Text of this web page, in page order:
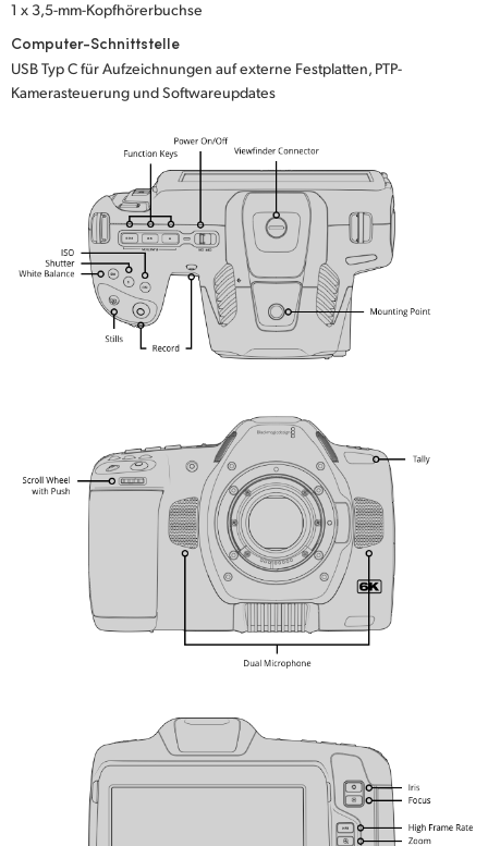
1 x 3,5-mm-Kopfhörerbuchse
Computer-Schnittstelle
USB Typ C für Aufzeichnungen auf externe Festplatten, PTP-
Kamerasteuerung und Softwareupdates